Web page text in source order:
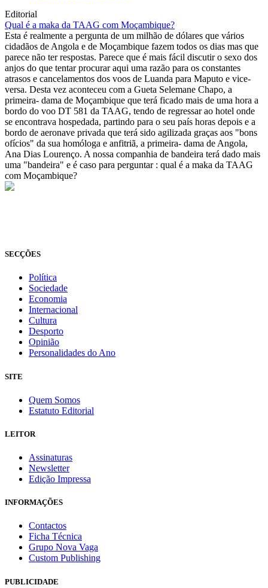
Editorial
Qual é a maka da TAAG com Moçambique?
Esta é realmente a pergunta de um milhão de dólares que vários
cidadãos de Angola e de Moçambique fazem todos os dias mas que
parece não ter respostas. Parece que é mais fácil discutir o sexo dos
anjos do que tentar procurar aqui uma razão para os constantes
atrasos e cancelamentos dos voos de Luanda para Maputo e vice-
versa. Desta vez aconteceu com a Gueta Selemane Chapo, a
primeira- dama de Moçambique que terá ficado mais de uma hora a
bordo do voo DT 581 da TAAG, tendo de regressar ao hotel onde
se encontrava hospedada, partindo para o seu país horas depois e a
bordo de aeronave privada que terá sido agilizada graças aos "bons
ofícios" da sua homóloga e anfitriã, a primeira- dama de Angola,
Ana Dias Lourenço. A nossa companhia de bandeira terá dado mais
uma "bandeira" e é caso para perguntar : qual é a maka da TAAG
com Moçambique?
SECÇÕES
Política
Sociedade
Economia
Internacional
Cultura
Desporto
Opinião
Personalidades do Ano
SITE
Quem Somos
Estatuto Editorial
LEITOR
Assinaturas
Newsletter
Edição Impressa
INFORMAÇÕES
Contactos
Ficha Técnica
Grupo Nova Vaga
Custom Publishing
PUBLICIDADE